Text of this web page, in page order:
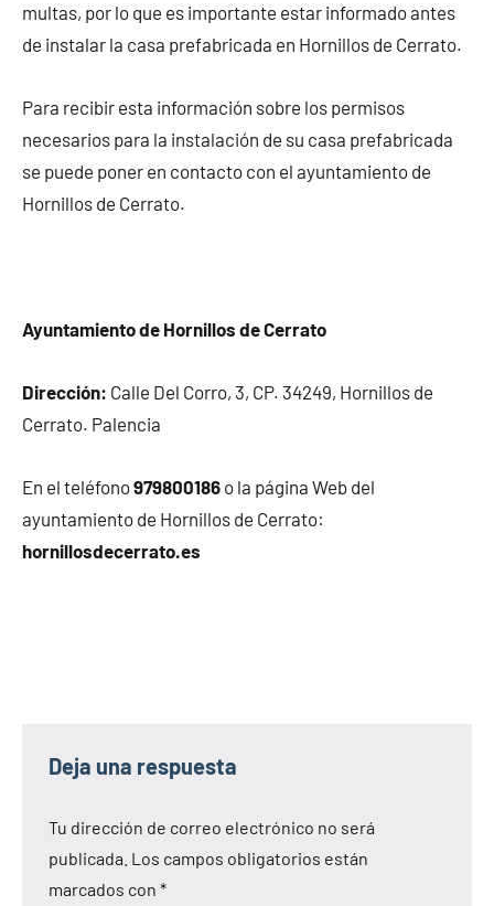
multas, por lo que es importante estar informado antes
de instalar la casa prefabricada en Hornillos de Cerrato.
Para recibir esta información sobre los permisos
necesarios para la instalación de su casa prefabricada
se puede poner en contacto con el ayuntamiento de
Hornillos de Cerrato.
Ayuntamiento de Hornillos de Cerrato
Dirección: Calle Del Corro, 3, CP. 34249, Hornillos de
Cerrato. Palencia
En el teléfono979800186 o la página Web del
ayuntamiento de Hornillos de Cerrato:
hornillosdecerrato.es
Deja una respuesta
Tu dirección de correo electrónico no será
publicada. Los campos obligatorios están
marcados con *